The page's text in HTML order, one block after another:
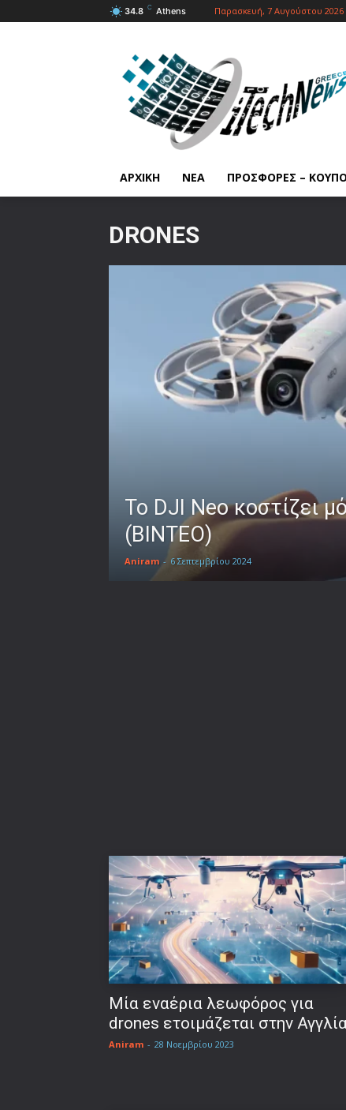
34.8 C Athens Παρασκευή, 7 Αυγούστου 2026
ΑΡΧΙΚΗ ΝΕΑ ΠΡΟΣΦΟΡΕΣ –
DRONES
Το DJI Neo κοστίζει
(ΒΙΝΤΕΟ)
Aniram - 6 Σεπτεμβρίου 2024
Μία εναέρια λεωφόρος για
drones ετοιμάζεται στην
Aniram - 28 Νοεμβρίου 2023